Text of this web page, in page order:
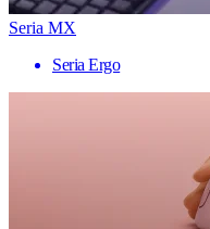
Seria MX
Seria Ergo